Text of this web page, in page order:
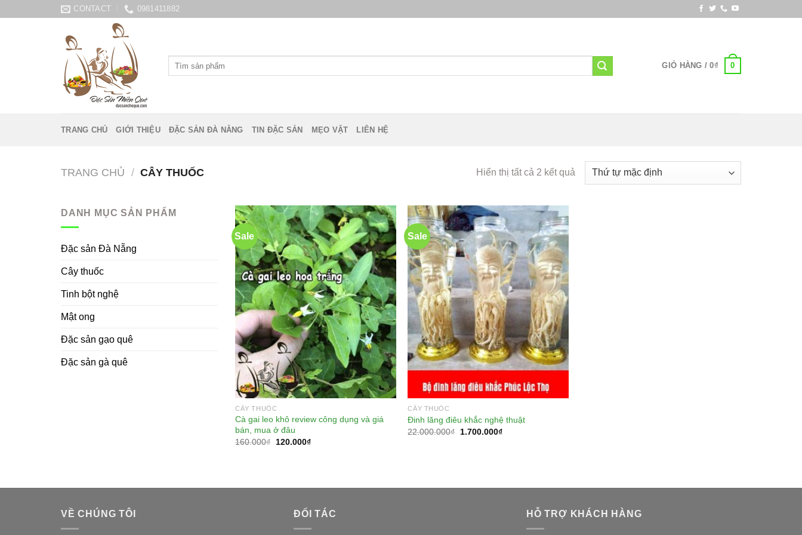
CONTACT 0981411882
Tìm
GIỎ HÀNG /0₫ 0
TRANG CHỦ GIỚI THIỆU ĐẶC SẢN ĐÀ NẴNG TIN ĐẶC SẢN MẸO VẶT LIÊN HỆ
TRANG CHỦ / CÂY THUỐC Hiển thị tất cả 2 kết quả
DANH MỤC SẢN PHẨM
Đặc sản Đà Nẵng
Cây thuốc
Tinh bột nghệ
Mật ong
Đặc sản gạo quê
Đặc sản gà quê
Sale
+
CÂY THUỐC
Cà gai leo khô review công dụng và giá
bán, mua ở đâu
160.000₫ 120.000₫
Sale
+
CÂY THUỐC
Đinh lăng điêu khắc nghệ thuật
22.000.000₫ 1.700.000₫
VỀ CHÚNG TÔI ĐỐI TÁC HỖ TRỢ KHÁCH HÀNG